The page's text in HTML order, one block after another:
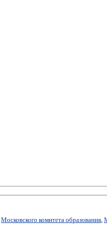
Московского комитета образования,